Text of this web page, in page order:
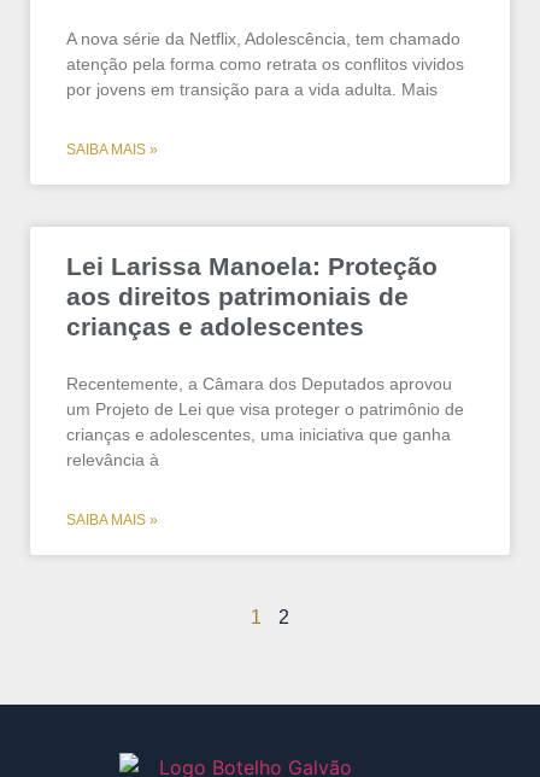
A nova série da Netflix, Adolescência, tem chamado
atenção pela forma como retrata os conflitos vividos
por jovens em transição para a vida adulta. Mais
SAIBA MAIS »
Lei Larissa Manoela: Proteção
aos direitos patrimoniais de
crianças e adolescentes
Recentemente, a Câmara dos Deputados aprovou
um Projeto de Lei que visa proteger o patrimônio de
crianças e adolescentes, uma iniciativa que ganha
relevância à
SAIBA MAIS »
1 2